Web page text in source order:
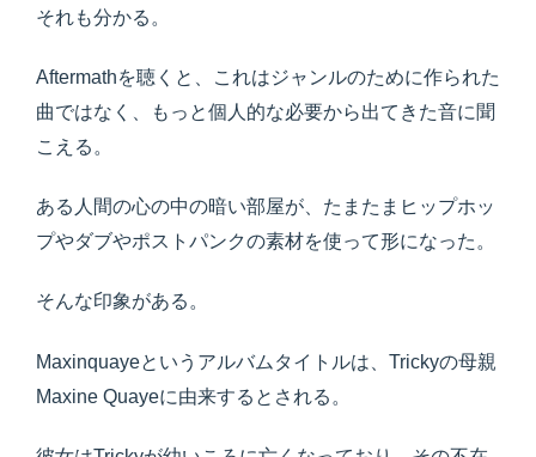
それも分かる。
Aftermathを聴くと、これはジャンルのために作られた
曲ではなく、もっと個人的な必要から出てきた音に聞
こえる。
ある人間の心の中の暗い部屋が、たまたまヒップホッ
プやダブやポストパンクの素材を使って形になった。
そんな印象がある。
Maxinquayeというアルバムタイトルは、Trickyの母親
Maxine Quayeに由来するとされる。